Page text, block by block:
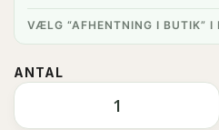
VÆLG “AFHENTNING I BUTIK” I
ANTAL